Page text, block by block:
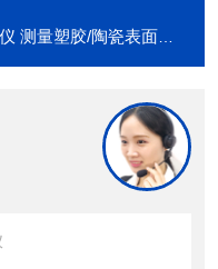
量塑胶/陶瓷表面润湿性